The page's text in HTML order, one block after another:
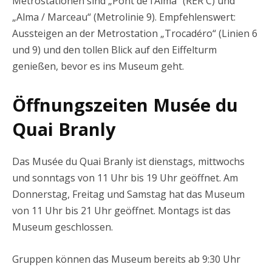
„Alma / Marceau“ (Metrolinie 9). Empfehlenswert:
Aussteigen an der Metrostation „Trocadéro“ (Linien 6
und 9) und den tollen Blick auf den Eiffelturm
genießen, bevor es ins Museum geht.
Öffnungszeiten Musée du
Quai Branly
Das Musée du Quai Branly ist dienstags, mittwochs
und sonntags von 11 Uhr bis 19 Uhr geöffnet. Am
Donnerstag, Freitag und Samstag hat das Museum
von 11 Uhr bis 21 Uhr geöffnet. Montags ist das
Museum geschlossen.
Gruppen können das Museum bereits ab 9:30 Uhr